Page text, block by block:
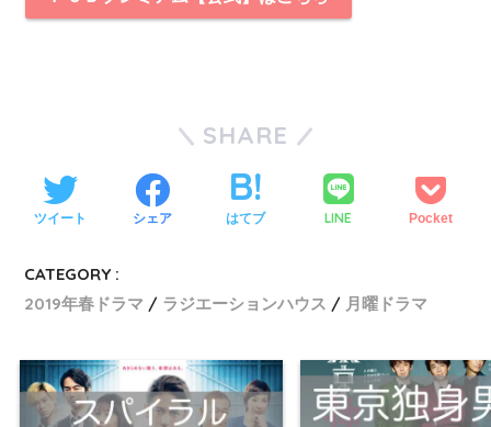
SHARE
ツイート シェア はてブ LINE Pocket
CATEGORY :
2019年春ドラマ
ラジエーションハウス 月曜ドラマ